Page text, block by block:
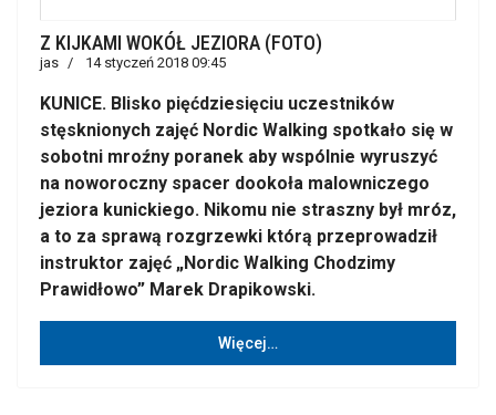
Z KIJKAMI WOKÓŁ JEZIORA (FOTO)
jas 14 styczeń 2018 09:45
KUNICE. Blisko pięćdziesięciu uczestników
stęsknionych zajęć Nordic Walking spotkało się w
sobotni mroźny poranek aby wspólnie wyruszyć
na noworoczny spacer dookoła malowniczego
jeziora kunickiego. Nikomu nie straszny był mróz,
a to za sprawą rozgrzewki którą przeprowadził
instruktor zajęć „Nordic Walking Chodzimy
Prawidłowo” Marek Drapikowski.
Więcej…